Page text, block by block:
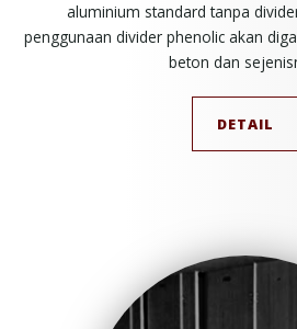
aluminium standard tanpa
penggunaan divider phenolic akan
beton dan
DETAIL